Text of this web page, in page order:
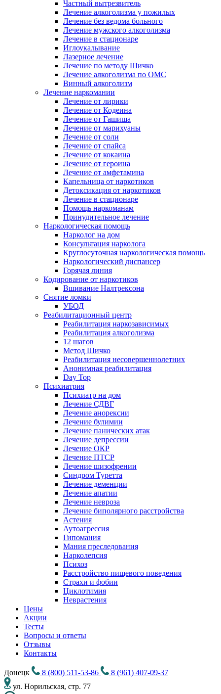
Частный вытрезвитель
Лечение алкоголизма у пожилых
Лечение без ведома больного
Лечение мужского алкоголизма
Лечение в стационаре
Иглоукалывание
Лазерное лечение
Лечение по методу Шичко
Лечение алкоголизма по ОМС
Винный алкоголизм
Лечение наркомании
Лечение от лирики
Лечение от Кодеина
Лечение от Гашиша
Лечение от марихуаны
Лечение от соли
Лечение от спайса
Лечение от кокаина
Лечение от героина
Лечение от амфетамина
Капельница от наркотиков
Детоксикация от наркотиков
Лечение в стационаре
Помощь наркоманам
Принудительное лечение
Наркологическая помощь
Нарколог на дом
Консультация нарколога
Круглосуточная наркологическая помощь
Наркологический диспансер
Горячая линия
Кодирование от наркотиков
Вшивание Налтрексона
Снятие ломки
УБОД
Реабилитационный центр
Реабилитация наркозависимых
Реабилитация алкоголизма
12 шагов
Метод Шичко
Реабилитация несовершеннолетних
Анонимная реабилитация
Day Top
Психиатрия
Психиатр на дом
Лечение СДВГ
Лечение анорексии
Лечение булимии
Лечение панических атак
Лечение депрессии
Лечение ОКР
Лечение ПТСР
Лечение шизофрении
Синдром Туретта
Лечение деменции
Лечение апатии
Лечение невроза
Лечение биполярного расстройства
Астения
Аутоагрессия
Гипомания
Мания преследования
Нарколепсия
Психоз
Расстройство пищевого поведения
Cтрахи и фобии
Циклотимия
Неврастения
Цены
Акции
Тесты
Вопросы и ответы
Отзывы
Контакты
Донецк 8 (800) 511-53-86
8 (961) 407-09-37
ул. Норильская, стр. 77